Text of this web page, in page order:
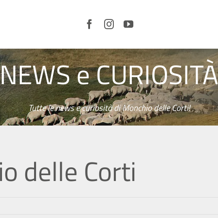
LECORTIE ILTERRITORIO
ORGANIZZALA TUAVISITA
SERVIZI
VIDEO
NEWS e CURIOSITÀ
Tutte le news e curiosità di Monchio delle Corti!
delle Corti